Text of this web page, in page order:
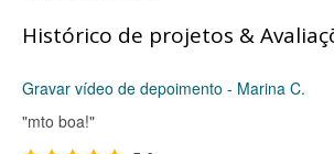
Histórico de projetos &
Gravar vídeo de depoimento - Marina C.
"mto boa!"